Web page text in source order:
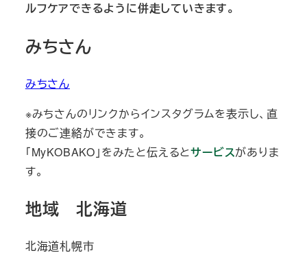
ルフケアできるように併走していきます。
みちさん
みちさん
※みちさんのリンクからインスタグラムを表示し、直
接のご連絡ができます。
「MyKOBAKO」をみたと伝えるとサービスがありま
す。
地域 北海道
北海道札幌市